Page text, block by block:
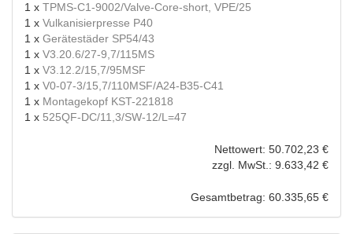
1 x TPMS-C1-9002/Valve-Core-short, VPE/25
1 x Vulkanisierpresse P40
1 x Gerätestäder SP54/43
1 x V3.20.6/27-9,7/115MS
1 x V3.12.2/15,7/95MSF
1 x V0-07-3/15,7/110MSF/A24-B35-C41
1 x Montagekopf KST-221818
1 x 525QF-DC/11,3/SW-12/L=47
Nettowert: 50.702,23 €
zzgl. MwSt.: 9.633,42 €
Gesamtbetrag: 60.335,65 €